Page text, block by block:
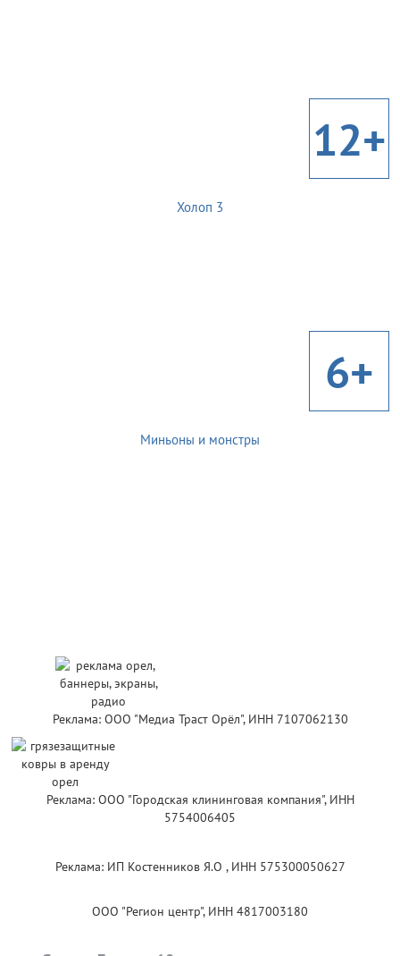
12+
Холоп 3
6+
Миньоны и монстры
Реклама: ООО "Медиа Траст Орёл", ИНН 7107062130
Реклама: ООО "Городская клининговая компания", ИНН
5754006405
Реклама: ИП Костенников Я.О , ИНН 575300050627
ООО "Регион центр", ИНН 4817003180